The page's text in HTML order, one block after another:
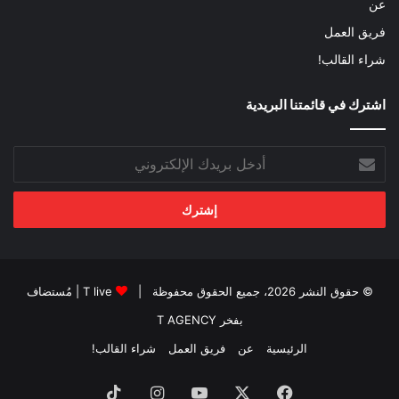
عن
فريق العمل
شراء القالب!
اشترك في قائمتنا البريدية
بريدك
الإلكتروني
© حقوق النشر 2026، جميع الحقوق محفوظة | T live | مُستضاف
بفخر T AGENCY
الرئيسية
عن فريق العمل شراء القالب!
فيسبوك ‫YouTubeانستقرام